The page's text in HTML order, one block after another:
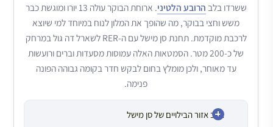
בלב אזור הבילויים של סן מישל
ששרדו בלב הרובע הלטיני
. ארוחת הבוקר עולה 13 יורו ומוגשת כבר
משש וחצי בבוקר, מה שהופך את המלון לנוח במיוחד למי שיוצא
לרכבת מוקדמת. תחנת סן מישל עם ה-RER לשארל דה גול במרחק
של כ-200 מטר. הסמטאות האלה עמוסות מסעדות וברים ורועשות
עד מאוחר, ולכן מומלץ בחום לבקש חדר בקומה גבוהה הפונה
פנימה.